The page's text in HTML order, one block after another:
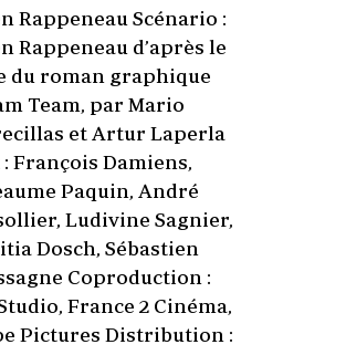
Rappeneau Scénario :
Rappeneau d’après le
du roman graphique
Team, par Mario
et Artur Laperla
: François Damiens,
Paquin, André
Ludivine Sagnier,
Dosch, Sébastien
Coproduction :
France 2 Cinéma,
Pictures Distribution :